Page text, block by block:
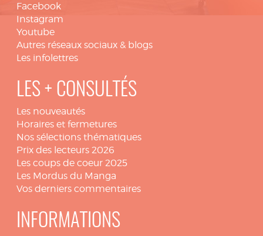
Facebook
Instagram
Youtube
Autres réseaux sociaux & blogs
Les infolettres
LES + CONSULTÉS
Les nouveautés
Horaires et fermetures
Nos sélections thématiques
Prix des lecteurs 2026
Les coups de coeur 2025
Les Mordus du Manga
Vos derniers commentaires
INFORMATIONS